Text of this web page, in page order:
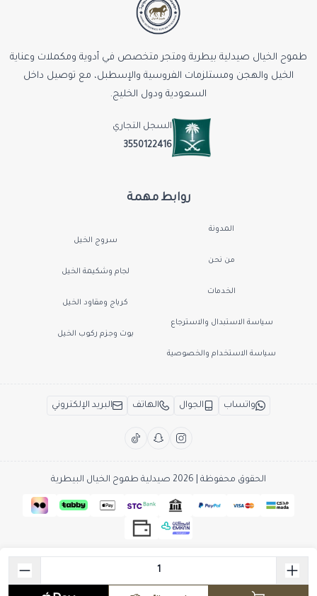
روابط مهمة
المدونة
من نحن
الخدمات
سياسة الاستبدال والاسترجاع
سياسة الاستخدام والخصوصية
سروج الخيل
لجام وشكيمة الخيل
كرباج ومقاود الخيل
بوت وجزم ركوب الخيل
طموح الخيال صيدلية بيطرية ومتجر متخصص في أدوية ومكملات وعناية
الخيل والهجن ومستلزمات الفروسية والإسطبل، مع توصيل داخل
السعودية ودول الخليج.
السجل التجاري
3550122416
واتساب الجوال الهاتف البريد الإلكتروني
الحقوق محفوظة | 2026 صيدلية طموح الخيال البيطرية